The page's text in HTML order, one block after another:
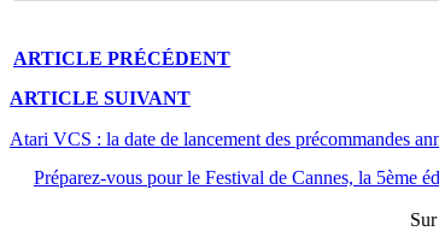
ARTICLE PRÉCÉDENT
ARTICLE SUIVANT
Atari VCS : la date de lancement des précommandes
Préparez-vous pour le Festival de Cannes, la 5ème
Sur